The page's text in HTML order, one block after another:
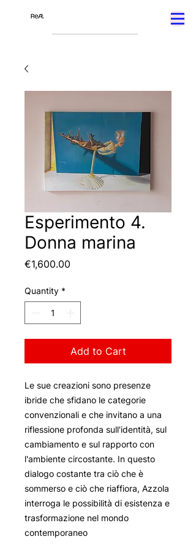
Esperimento 4.
Donna marina
€1,600.00
Quantity *
Add to Cart
Le sue creazioni sono presenze
ibride che sfidano le categorie
convenzionali e che invitano a una
riflessione profonda sull'identità, sul
cambiamento e sul rapporto con
l'ambiente circostante. In questo
dialogo costante tra ciò che è
sommerso e ciò che riaffiora, Azzola
interroga le possibilità di esistenza e
trasformazione nel mondo
contemporaneo